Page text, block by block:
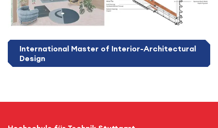
International Master of Interior-Architectural
Design